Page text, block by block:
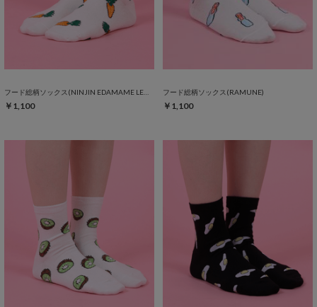
フード総柄ソックス(NINJIN EDAMAME LEMON)
￥1,100
フード総柄ソックス(RAMUNE)
￥1,100